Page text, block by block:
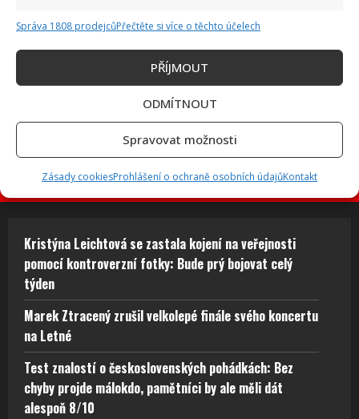
Správa 1808 prodejcůPřečtěte si více o těchto účelech
PŘÍJMOUT
ODMÍTNOUT
Spravovat možnosti
Zásady cookiesProhlášení o ochraně osobních údajůKontakt
Leoš Mareš odhalil, kolik stojí synovo studium na Floridě:
Jde o více než milion ročně
Kristýna Leichtová se zastala kojení na veřejnosti
pomocí kontroverzní fotky: Bude prý bojovat celý
týden
Marek Ztracený zrušil velkolepé finále svého koncertu
na Letné
Test znalostí o československých pohádkách: Bez
chyby projde málokdo, pamětníci by ale měli dát
alespoň 8/10